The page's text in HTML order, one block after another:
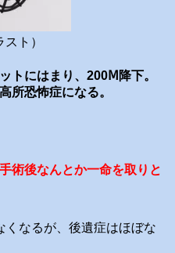
ト）
トにはまり、200Ⅿ降下。
所恐怖症になる。
術後なんとか一命を取りと
くなるが、後遺症はほぼな